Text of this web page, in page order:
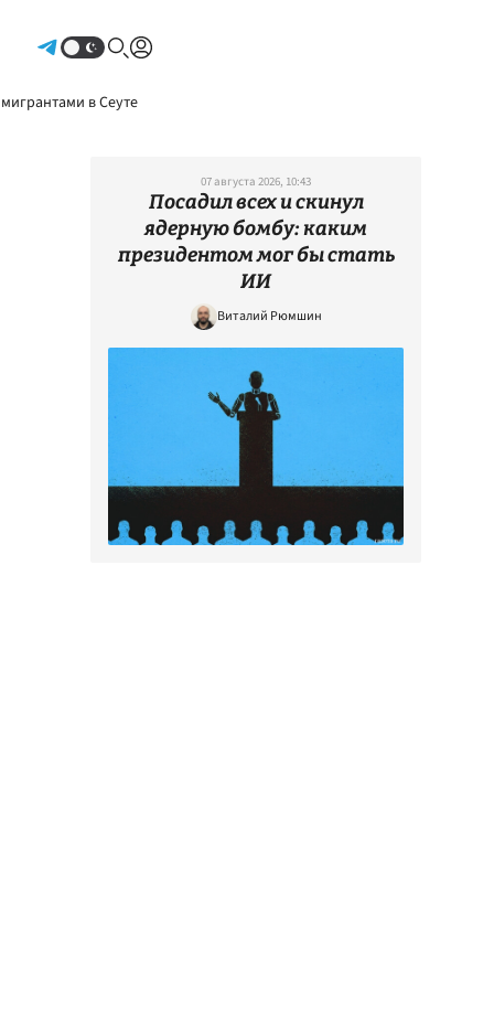
в Сеуте
07 августа 2026, 10:43
Посадил всех и скинул
ядерную бомбу: каким
президентом мог бы стать
ИИ
Виталий Рюмшин